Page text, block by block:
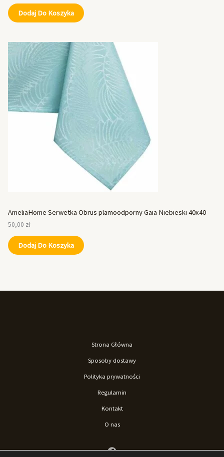
Dodaj Do Koszyka
AmeliaHome Serwetka Obrus plamoodporny Gaia Niebieski 40x40
50,00 zł
Dodaj Do Koszyka
Strona Główna
Sposoby dostawy
Polityka prywatności
Regulamin
Kontakt
O nas